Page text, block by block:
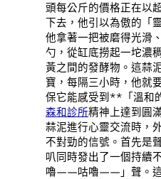
頭每公斤的價格正在以
下去，他引以為傲的「
他拿著一把被磨得光滑
勺，從缸底撈起一坨濃
黃之間的發酵物。這蒜
寶，每隔三小時，他就
保它能感受到**「溫和
森和診所精神上達到圓
蒜泥進行心靈交流時，
不對勁的信號。首先是
叭同時發出了一個持續
嚕——咕嚕——」聲。這